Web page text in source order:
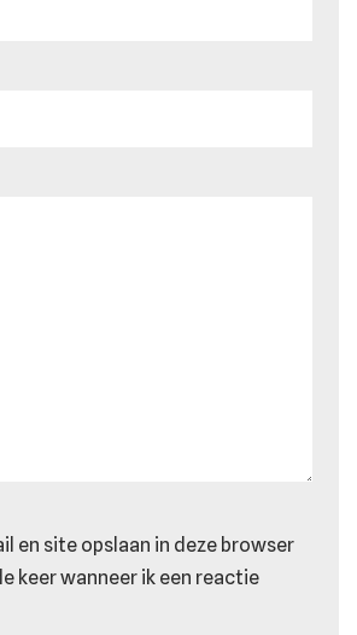
en site opslaan in deze browser
keer wanneer ik een reactie